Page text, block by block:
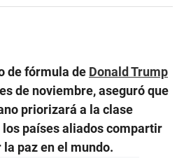
de fórmula de Donald Trump
de noviembre, aseguró que
priorizará a la clase
países aliados compartir
paz en el mundo.